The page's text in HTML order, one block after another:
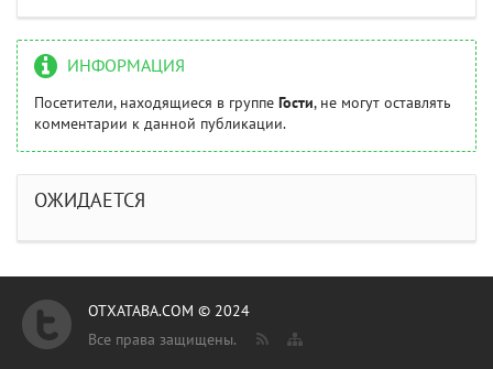
ИНФОРМАЦИЯ
Посетители, находящиеся в группе Гости, не могут оставлять
комментарии к данной публикации.
ОЖИДАЕТСЯ
OTXATABA.COM © 2024
Все права защищены.